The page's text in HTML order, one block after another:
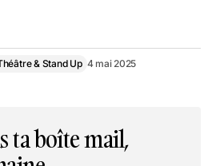
& Stand Up 4 mai 2025
ta boîte mail,